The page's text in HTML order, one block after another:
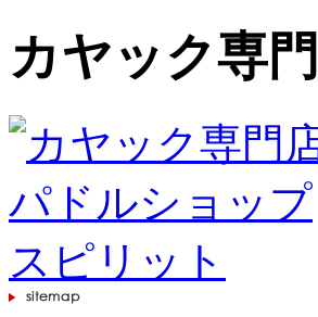
カヤック専